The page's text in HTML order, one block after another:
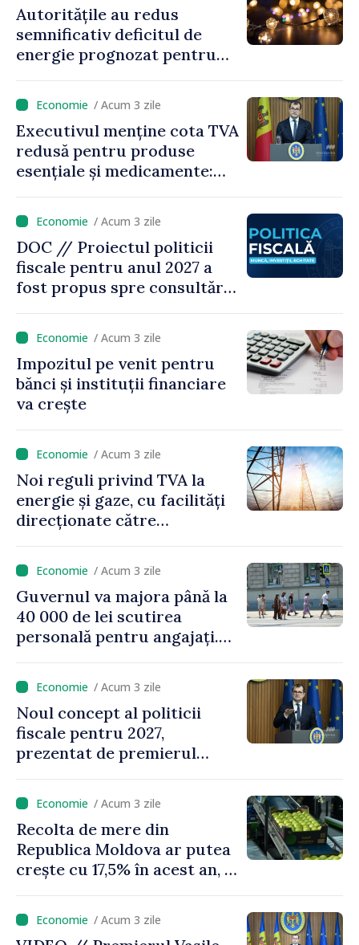
Autoritățile au redus
semnificativ deficitul de
energie prognozat pentru
/ Acum 3 zile
Executivul menține cota TVA
redusă pentru produse
esențiale și medicamente:
pe seama consumului de
bază al oamenilor”
/ Acum 3 zile
DOC // Proiectul politicii
fiscale pentru anul 2027 a
fost propus spre consultări
/ Acum 3 zile
Impozitul pe venit pentru
bănci și instituții financiare
va crește
/ Acum 3 zile
Noi reguli privind TVA la
energie și gaze, cu facilități
direcționate către
/ Acum 3 zile
Guvernul va majora până la
40 000 de lei scutirea
personală pentru angajați.
de milioane de lei îi lăsăm
oamenilor”/ Acum 3 zile
Noul concept al politicii
fiscale pentru 2027,
prezentat de premierul
puțin munca, stimulăm
investițiile, taxăm viciile și
echilibrăm taxarea
consumului”
/ Acum 3 zile
Recolta de mere din
Republica Moldova ar putea
crește cu 17,5% în acest an, în
este estimată în scădere
/ Acum 3 zile